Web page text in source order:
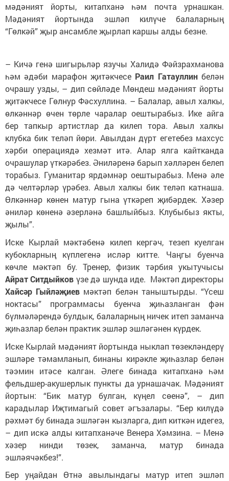
мәдәният йорты, китапханә һәм почта урнашкан.
Мәдәният йортында эшләп килүче балаларның
“Гөлкәй” җыр ансамбле җырлап каршы алды безне.
– Кичә генә шигырьләр язучы Халидә Фәйзрахманова
һәм әдәби марафон җитәкчесе Раил Гатауллинбелән
очрашу узды, – дип сөйләде Мөндеш мәдәният йорты
җитәкчесе Гөлнур Фәсхуллина. – Балалар, авыл халкы,
өлкәннәр өчен төрле чаралар оештырабыз. Ике айга
бер тапкыр артистлар да килеп тора. Авыл халкы
клубка бик теләп йөри. Авылдан дүрт егетебез махсус
хәрби операциядә хезмәт итә. Алар ялга кайтканда
очрашулар үткәрәбез. Әниләренә барып хәлләрен белеп
торабыз. Гуманитар ярдәмнәр оештырабыз. Менә әле
дә челтәрләр үрәбез. Авыл халкы бик теләп катнаша.
Өлкәннәр көнен матур гына үткәреп җибәрдек. Хәзер
әниләр көненә әзерләнә башлыйбыз. Клубыбыз якты,
җылы”.
Иске Кырлай мәктәбенә килеп кергәч, тезеп куелган
кубокларның күплегенә исләр китте. Чаңгы буенча
көчле мәктәп бу. Тренер, физик тәрбия укытучысы
Айрат Ситдыйков үзе дә шунда иде. Мәктәп директоры
Хайсәр Гыйләҗиев мәктәп белән таныштырды. “Үсеш
ноктасы” программасы буенча җиһазланган фән
бүлмәләрендә булдык, балаларның ничек итеп заманча
җиһазлар белән практик эшләр эшләгәнен күрдек.
Иске Кырлай мәдәният йортында ныклап төзекләндерү
эшләре тәмамланып, бинаны кирәкле җиһазлар белән
тәэмин итәсе калган. Әлеге бинада китапханә һәм
фельдшер-акушерлык пункты да урнашачак. Мәдәният
йортын: “Бик матур булган, күңел сөенә”, – дип
карадылар Иҗтимагый совет әгъзалары. “Бер килүдә
рәхмәт бу бинада эшләгән кызларга, дип киткән идегез,
– дип искә алды китапханәче Венера Хәмзина. – Менә
хәзер нинди төзек, заманча, матур бинада
эшләячәкбез!”.
Бер уңайдан Өтнә авылындагы матур итеп эшләп